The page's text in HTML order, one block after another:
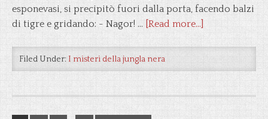
esponevasi, si precipitò fuori dalla porta, facendo balzi
di tigre e gridando: - Nagor! … [Read more...]
Filed Under: I misteri della jungla nera